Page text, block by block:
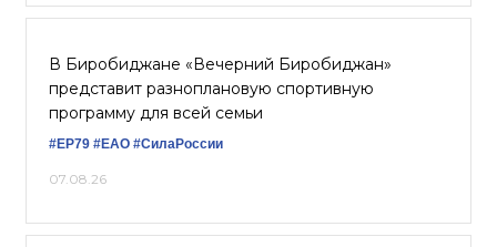
В Биробиджане «Вечерний Биробиджан»
представит разноплановую спортивную
программу для всей семьи
#ЕР79 #ЕАО #СилаРоссии
07.08.26